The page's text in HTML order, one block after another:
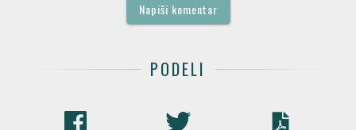
Napiši komentar
PODELI